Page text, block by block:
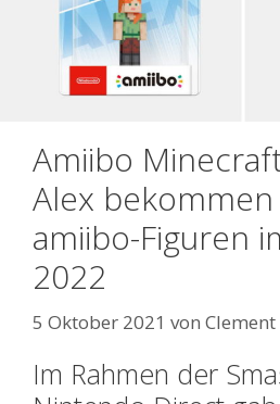
Amiibo
Alex
amiibo-Figuren
2022
5 Oktober 2021 von Clement
Im Rahmen der